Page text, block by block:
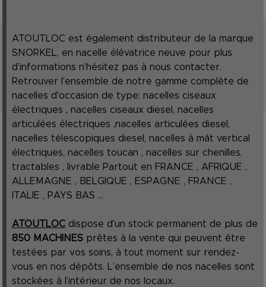
ATOUTLOC est également distributeur de la marque
SNORKEL, en nacelle élévatrice neuve pour plus
d’informations n'hésitez pas à nous contacter.
Retrouver l'ensemble de notre gamme complète de
nacelles d'occasion de type: nacelles ciseaux
électriques , nacelles ciseaux diesel, nacelles
articulées électriques ,nacelles articulées diesel,
nacelles télescopiques diesel, nacelles à mât vertical
électriques, nacelles toucan , nacelles sur chenilles,
tractables , livrable Partout en FRANCE , AFRIQUE ,
ALLEMAGNE , BELGIQUE , ESPAGNE , FRANCE ,
ITALIE , PAYS BAS ...
ATOUTLOC dispose d'un stock permanent de plus de
850 MACHINES prêtes à la vente qui peuvent être
testées par vos soins, à tout moment sur rendez-
vous en nos dépôts. L’ensemble de nos nacelles sont
stockées à l’intérieur de nos locaux.